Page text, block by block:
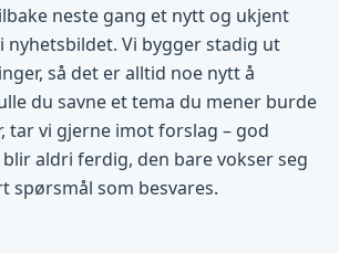
neste gang et nytt og ukjent
nyhetsbildet. Vi bygger stadig ut
så det er alltid noe nytt å
du savne et tema du mener burde
vi gjerne imot forslag – god
aldri ferdig, den bare vokser seg
spørsmål som besvares.